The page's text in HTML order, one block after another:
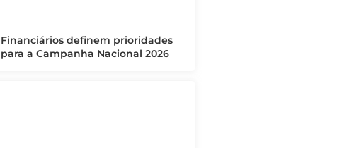
Financiários definem prioridades
para a Campanha Nacional 2026